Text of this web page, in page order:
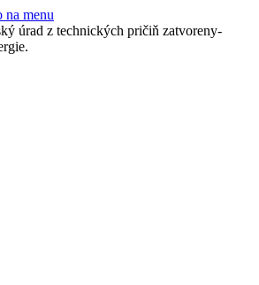
na menu
úrad z technických pričiň zatvoreny-